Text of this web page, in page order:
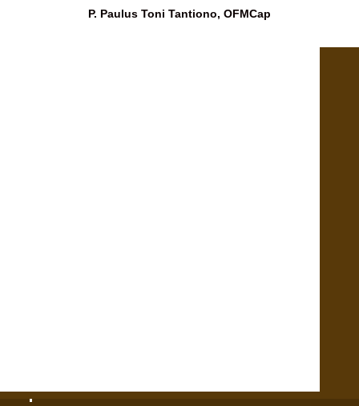
P. Paulus Toni Tantiono, OFMCap
HUBUNGI KAMI